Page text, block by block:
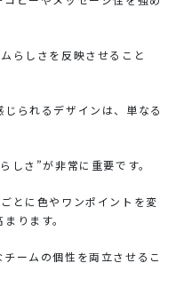
らしさを反映させること
じられるデザインは、単なる
しさ”が非常に重要です。
とに色やワンポイントを変
ります。
ームの個性を両立させるこ